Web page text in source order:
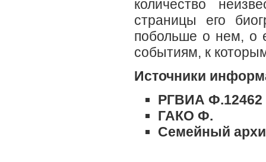
количество
страницы его
побольше о нем, о
событиям, к
Источники
РГВИА Ф.12462
ГАКО Ф.
Семейный